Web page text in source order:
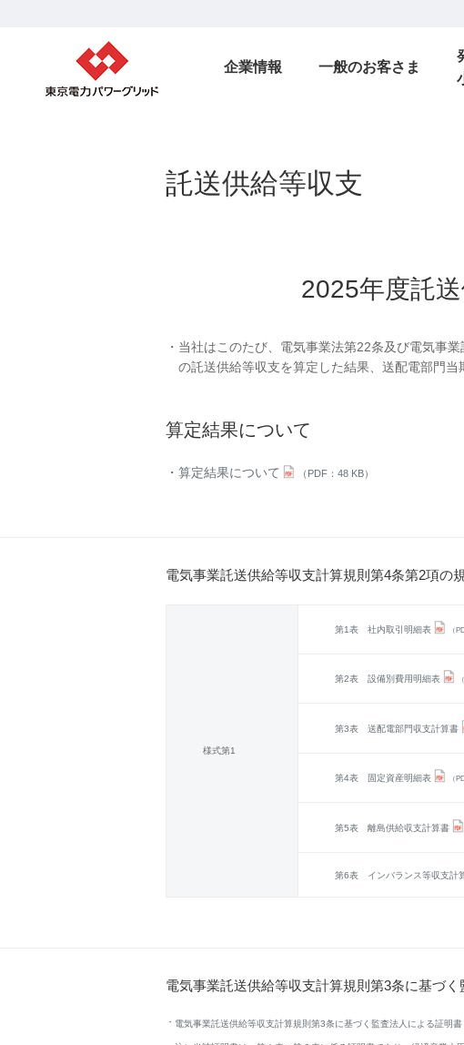
企業情報 一般のお客さま
託送供給等収支
2025年度託
当社はこのたび、電気事業法第22条及び電気事
の託送供給等収支を算定した結果、送配電部門当
算定結果について
算定結果について （PDF：48 KB）
電気事業託送供給等収支計算規則第4条第2項の
様式第1
第1表 社内取引明細表 （
第2表 設備別費用明細表
第3表 送配電部門収支計算書
第4表 固定資産明細表 （
第5表 離島供給収支計算書
第6表 インバランス等収支計
電気事業託送供給等収支計算規則第3条に基づ
電気事業託送供給等収支計算規則第3条に基づく監査法人による証明書